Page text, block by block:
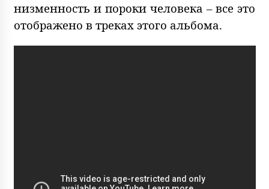
низменность и пороки человека – все это
отображено в треках этого альбома.